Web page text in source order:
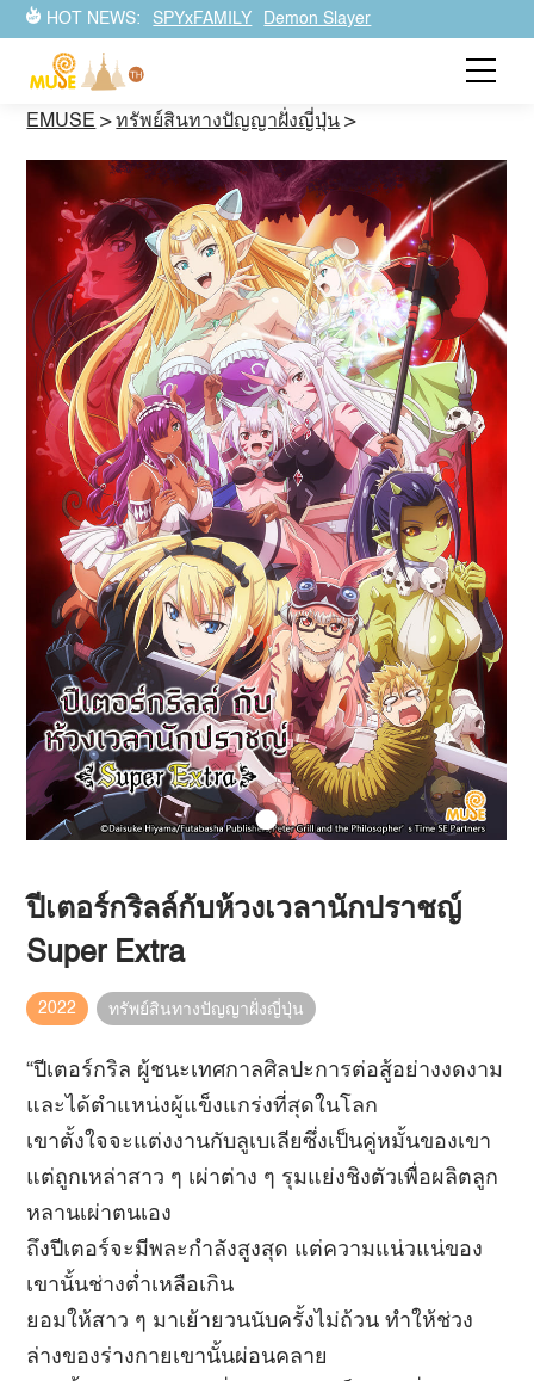
HOT NEWS: SPYxFAMILY Demon Slayer
EMUSE >ทรัพย์สินทางปัญญาฝั่งญี่ปุ่น >
ปีเตอร์กริลล์กับห้วงเวลานักปราชญ์
Super Extra
2022 ทรัพย์สินทางปัญญาฝั่งญี่ปุ่น
“ปีเตอร์กริล ผู้ชนะเทศกาลศิลปะการต่อสู้อย่างงดงาม
และได้ตำแหน่งผู้แข็งแกร่งที่สุดในโลก
เขาตั้งใจจะแต่งงานกับลูเบเลียซึ่งเป็นคู่หมั้นของเขา
แต่ถูกเหล่าสาว ๆ เผ่าต่าง ๆ รุมแย่งชิงตัวเพื่อผลิตลูก
หลานเผ่าตนเอง
ถึงปีเตอร์จะมีพละกำลังสูงสุด แต่ความแน่วแน่ของ
เขานั้นช่างต่ำเหลือเกิน
ยอมให้สาว ๆ มาเย้ายวนนับครั้งไม่ถ้วน ทำให้ช่วง
ล่างของร่างกายเขานั้นผ่อนคลาย